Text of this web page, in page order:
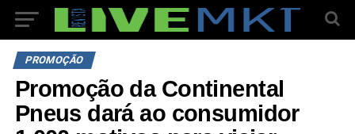
PROMOÇÃO
Promoção da Continental
Pneus dará ao consumidor